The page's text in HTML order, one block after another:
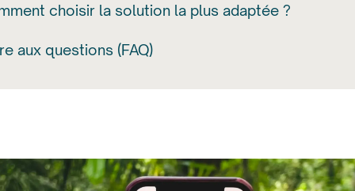
choisir la solution la plus adaptée ?
aux questions (FAQ)